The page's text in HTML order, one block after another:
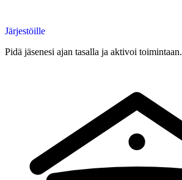
Järjestöille
Pidä jäsenesi ajan tasalla ja aktivoi toimintaan.